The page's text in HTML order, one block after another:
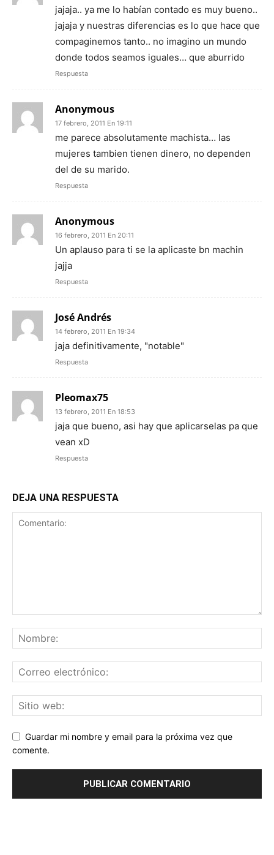
jajaja.. ya me lo habían contado es muy bueno..
jajaja y nuestras diferencias es lo que hace que
compaginemos tanto.. no imagino un mundo
donde todos seamos iguales… que aburrido
Respuesta
Anonymous
17 febrero, 2011 En 19:11
me parece absolutamente machista… las
mujeres tambien tienen dinero, no dependen
del de su marido.
Respuesta
Anonymous
16 febrero, 2011 En 20:11
Un aplauso para ti se la aplicaste bn machin
jajja
Respuesta
José Andrés
14 febrero, 2011 En 19:34
jaja definitivamente, "notable"
Respuesta
Pleomax75
13 febrero, 2011 En 18:53
jaja que bueno, asi hay que aplicarselas pa que
vean xD
Respuesta
DEJA UNA RESPUESTA
Guardar mi nombre y email para la próxima vez que
comente.